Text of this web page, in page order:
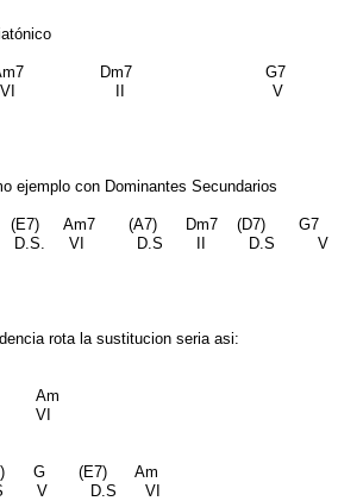
Dm7 G7
II V
ejemplo con Dominantes Secundarios
Am7 (A7) Dm7 (D7) G7
VI D.S II D.S V
rota la sustitucion seria asi:
VI
G (E7) Am
V D.S VI